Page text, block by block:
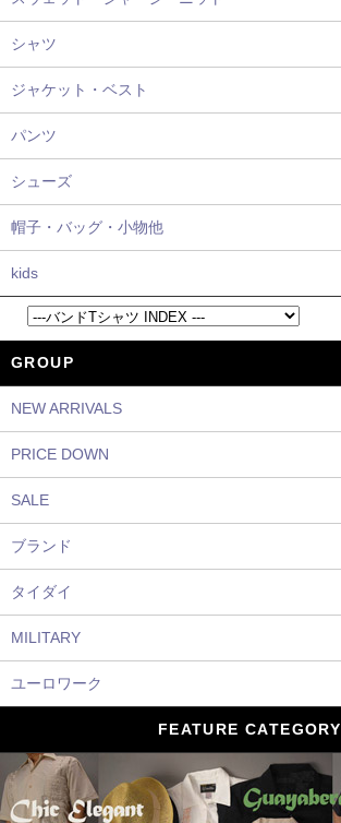
シャツ
ジャケット・ベスト
パンツ
シューズ
帽子・バッグ・小物他
kids
GROUP
NEW ARRIVALS
PRICE DOWN
SALE
ブランド
タイダイ
MILITARY
ユーロワーク
FEATURE CATEGORY